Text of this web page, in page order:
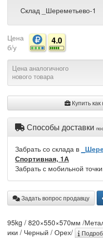
Склад _Шереметьево-1
Цена
б/у
4.0
Цена аналогичного
нового товара
Купить
Способы доставки
Забрать со склада в
Спортивная, 1А
Забрать с мобильной
Задать вопрос продавцу
95kg / 820×550×570мм /
ики / Черный / Орех/